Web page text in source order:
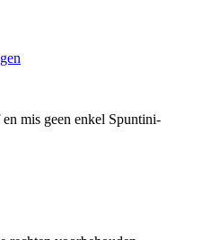
mis geen enkel Spuntini-